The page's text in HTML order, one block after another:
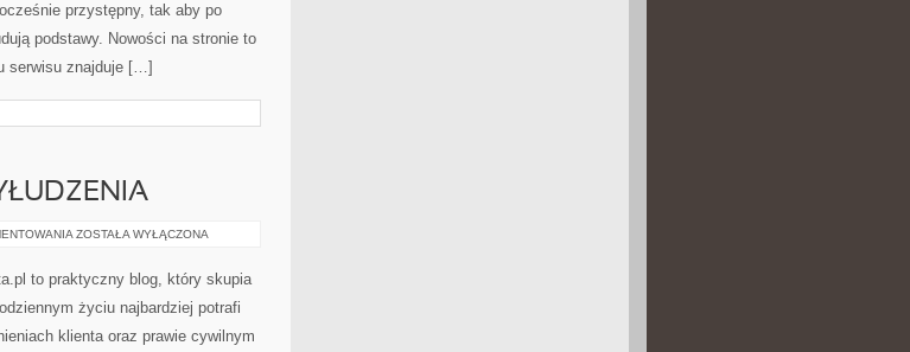
przystępny, tak aby po
podstawy. Nowości na stronie to
serwisu znajduje […]
OSZUSTWA
WYŁUDZENIA
ZOSTAŁA WYŁĄCZONA
to praktyczny blog, który skupia
życiu najbardziej potrafi
klienta oraz prawie cywilnym